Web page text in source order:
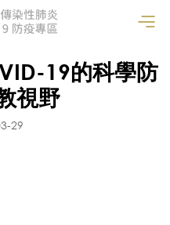
19的科學防
視野
29